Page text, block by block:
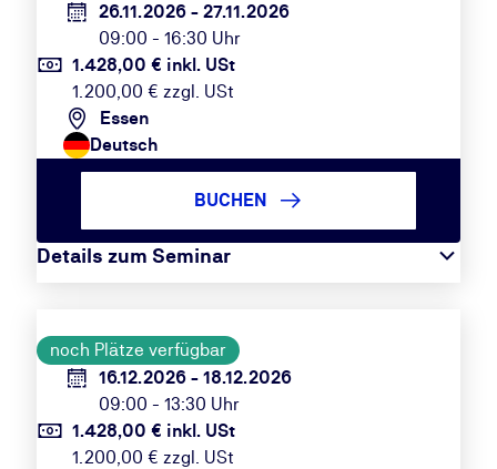
26.11.2026 - 27.11.2026
09:00 - 16:30 Uhr
1.428,00 € inkl. USt
1.200,00 € zzgl. USt
Essen
Deutsch
Details zum Seminar
BUCHEN
noch Plätze verfügbar
16.12.2026 - 18.12.2026
09:00 - 13:30 Uhr
1.428,00 € inkl. USt
1.200,00 € zzgl. USt